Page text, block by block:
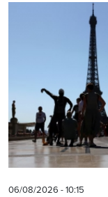
06/08/2026 - 10:15